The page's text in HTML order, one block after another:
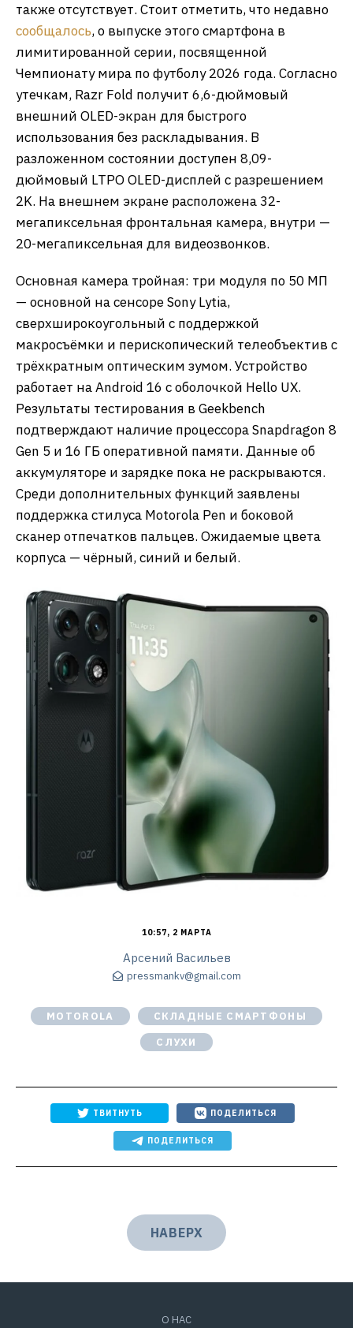
также отсутствует. Стоит отметить, что недавно
сообщалось, о выпуске этого смартфона в
лимитированной серии, посвященной
Чемпионату мира по футболу 2026 года. Согласно
утечкам, Razr Fold получит 6,6-дюймовый
внешний OLED-экран для быстрого
использования без раскладывания. В
разложенном состоянии доступен 8,09-
дюймовый LTPO OLED-дисплей с разрешением
2K. На внешнем экране расположена 32-
мегапиксельная фронтальная камера, внутри —
20-мегапиксельная для видеозвонков.
Основная камера тройная: три модуля по 50 МП
— основной на сенсоре Sony Lytia,
сверхширокоугольный с поддержкой
макросъёмки и перископический телеобъектив с
трёхкратным оптическим зумом. Устройство
работает на Android 16 с оболочкой Hello UX.
Результаты тестирования в Geekbench
подтверждают наличие процессора Snapdragon 8
Gen 5 и 16 ГБ оперативной памяти. Данные об
аккумуляторе и зарядке пока не раскрываются.
Среди дополнительных функций заявлены
поддержка стилуса Motorola Pen и боковой
сканер отпечатков пальцев. Ожидаемые цвета
корпуса — чёрный, синий и белый.
10:57, 2 МАРТА
Арсений Васильев
pressmankv@gmail.com
MOTOROLA
СКЛАДНЫЕ СМАРТФОНЫ
СЛУХИ
ТВИТНУТЬ ПОДЕЛИТЬСЯ
ПОДЕЛИТЬСЯ
НАВЕРХ
О НАС